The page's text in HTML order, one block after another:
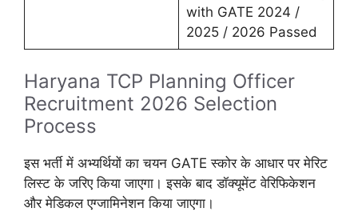
with GATE 2024 /
2025 / 2026 Passed
Haryana TCP Planning Officer
Recruitment 2026 Selection
Process
इस भर्ती में अभ्यर्थियों का चयन GATE स्कोर के आधार पर मेरिट
लिस्ट के जरिए किया जाएगा। इसके बाद डॉक्यूमेंट वेरिफिकेशन
और मेडिकल एग्जामिनेशन किया जाएगा।